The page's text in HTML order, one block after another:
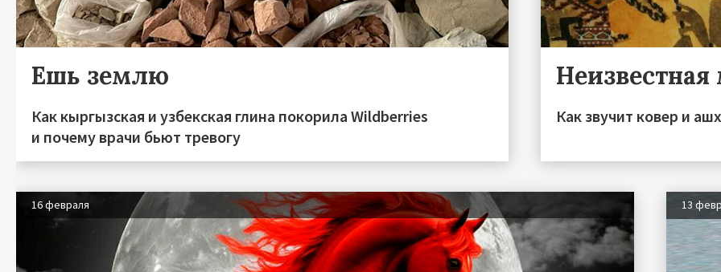
Ешь землю
Как кыргызская и узбекская глина покорила Wildberries
и почему врачи бьют тревогу
Как звучит ковер и
16 февраля 13